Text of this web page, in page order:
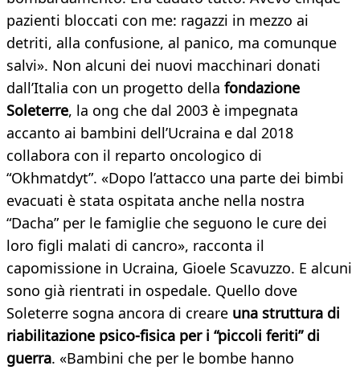
pazienti bloccati con me: ragazzi in mezzo ai
detriti, alla confusione, al panico, ma comunque
salvi». Non alcuni dei nuovi macchinari donati
dall’Italia con un progetto della fondazione
Soleterre, la ong che dal 2003 è impegnata
accanto ai bambini dell’Ucraina e dal 2018
collabora con il reparto oncologico di
“Okhmatdyt”. «Dopo l’attacco una parte dei bimbi
evacuati è stata ospitata anche nella nostra
“Dacha” per le famiglie che seguono le cure dei
loro figli malati di cancro», racconta il
capomissione in Ucraina, Gioele Scavuzzo. E alcuni
sono già rientrati in ospedale. Quello dove
Soleterre sogna ancora di creare una struttura di
riabilitazione psico-fisica per i “piccoli feriti” di
guerra. «Bambini che per le bombe hanno